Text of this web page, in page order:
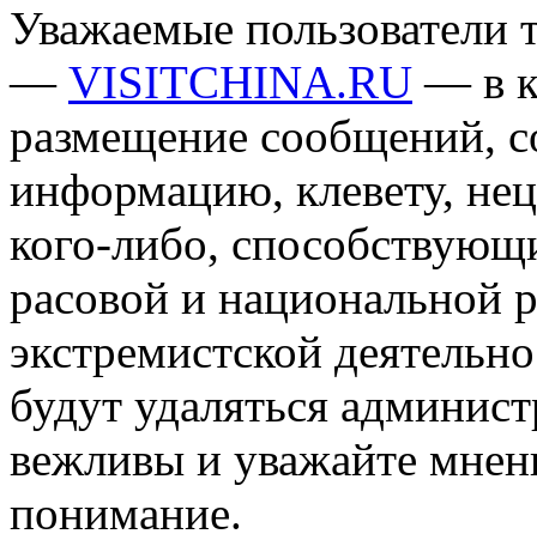
Уважаемые пользователи
— VISITCHINA.RU — в
размещение сообщений,
информацию, клевету,
кого-либо,
расовой и национальной
экстремистской
будут удаляться
вежливы и уважайте
понимание.